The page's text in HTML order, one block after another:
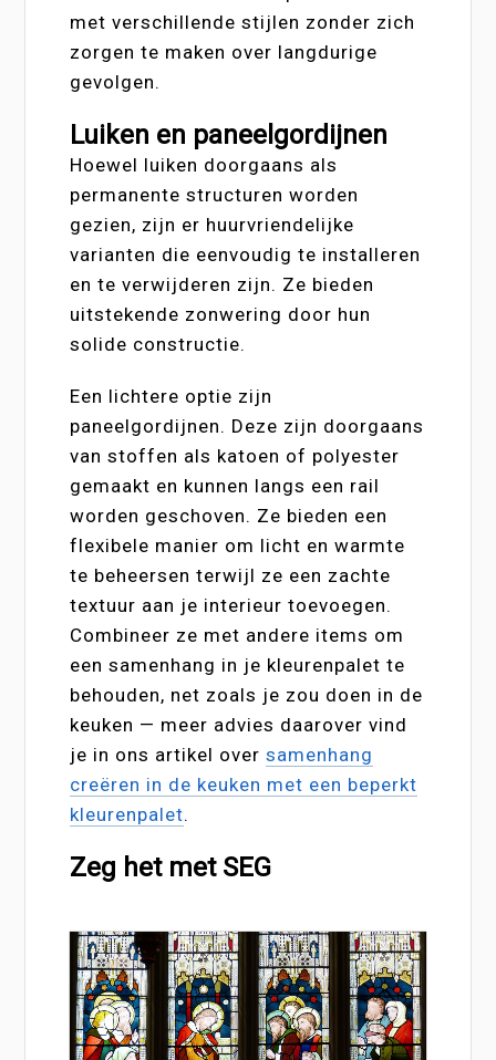
met verschillende stijlen zonder zich
zorgen te maken over langdurige
gevolgen.
Luiken en paneelgordijnen
Hoewel luiken doorgaans als
permanente structuren worden
gezien, zijn er huurvriendelijke
varianten die eenvoudig te installeren
en te verwijderen zijn. Ze bieden
uitstekende zonwering door hun
solide constructie.
Een lichtere optie zijn
paneelgordijnen. Deze zijn doorgaans
van stoffen als katoen of polyester
gemaakt en kunnen langs een rail
worden geschoven. Ze bieden een
flexibele manier om licht en warmte
te beheersen terwijl ze een zachte
textuur aan je interieur toevoegen.
Combineer ze met andere items om
een samenhang in je kleurenpalet te
behouden, net zoals je zou doen in de
keuken — meer advies daarover vind
je in ons artikel oversamenhang
creëren in de keuken met een beperkt
kleurenpalet.
Zeg het met SEG